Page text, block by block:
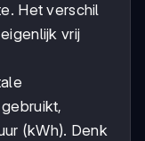
Het verschil
vrij
(kWh). Denk